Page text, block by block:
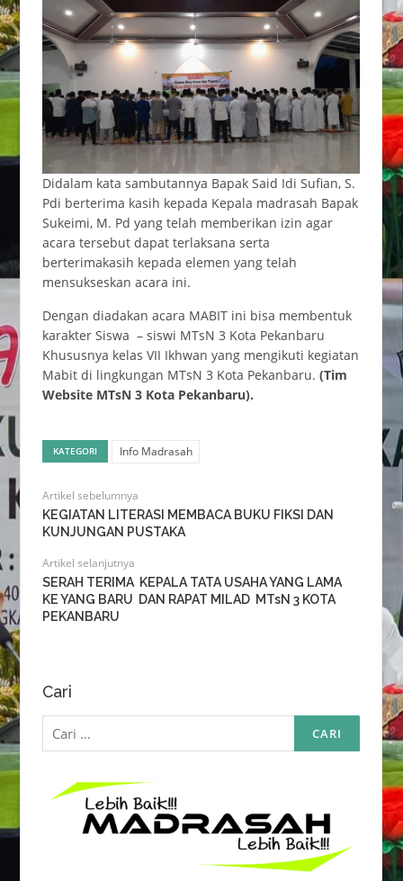
Didalam kata sambutannya Bapak Said Idi Sufian, S.
Pdi berterima kasih kepada Kepala madrasah Bapak
Sukeimi, M. Pd yang telah memberikan izin agar
acara tersebut dapat terlaksana serta
berterimakasih kepada elemen yang telah
mensukseskan acara ini.
Dengan diadakan acara MABIT ini bisa membentuk
karakter Siswa – siswi MTsN 3 Kota Pekanbaru
Khususnya kelas VII Ikhwan yang mengikuti kegiatan
Mabit di lingkungan MTsN 3 Kota Pekanbaru. (Tim
Website MTsN 3 Kota Pekanbaru).
KATEGORI Info Madrasah
Artikel sebelumnya
KEGIATAN LITERASI MEMBACA BUKU FIKSI DAN
KUNJUNGAN PUSTAKA
Artikel selanjutnya
SERAH TERIMA KEPALA TATA USAHA YANG LAMA
KE YANG BARU DAN RAPAT MILAD MTsN 3 KOTA
PEKANBARU
Cari
Cari
untuk: